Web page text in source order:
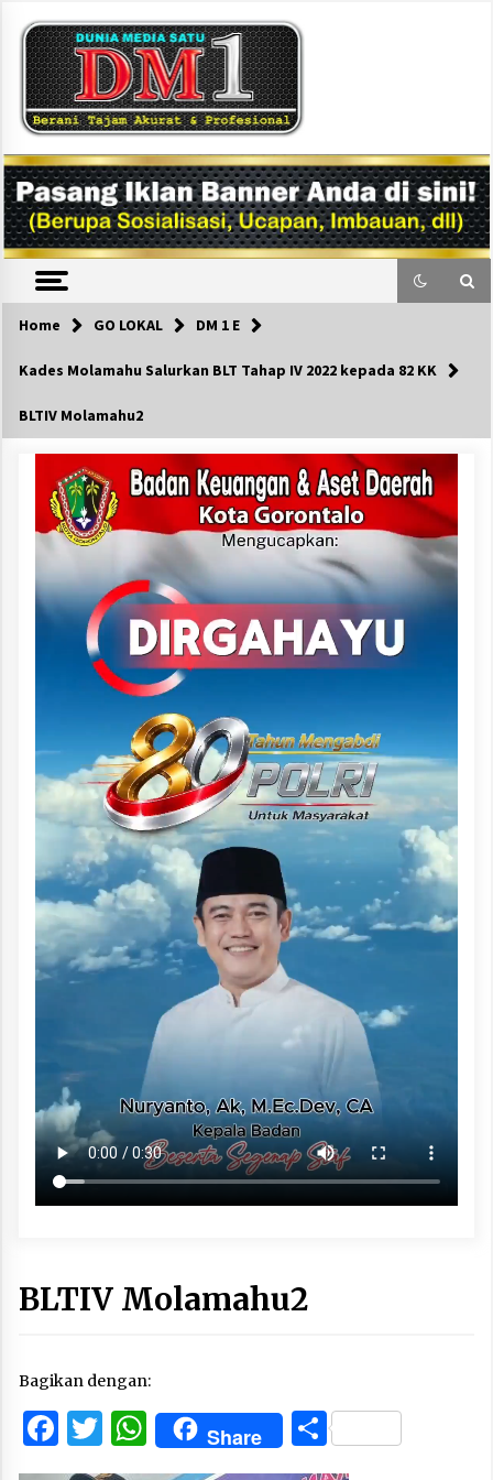
content
DM1
Home GO LOKAL DM 1 E
Kades Molamahu Salurkan BLT Tahap IV 2022 kepada 82 KK
BLTIV Molamahu2
BLTIV Molamahu2
Bagikan dengan:
Facebook
Twitter
WhatsApp
Share Share